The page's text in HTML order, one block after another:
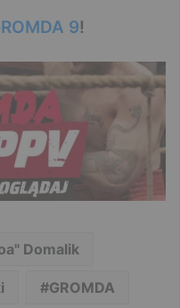
9!
Domalik
GROMDA